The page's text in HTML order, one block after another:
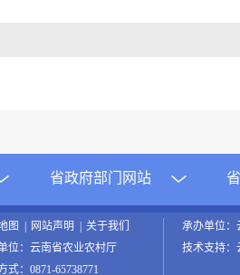
省政府部门网站
图 | 网站声明 |关于我们
位：云南省农业农村厅
式：0871-65738771
承办单位：
技术支持：